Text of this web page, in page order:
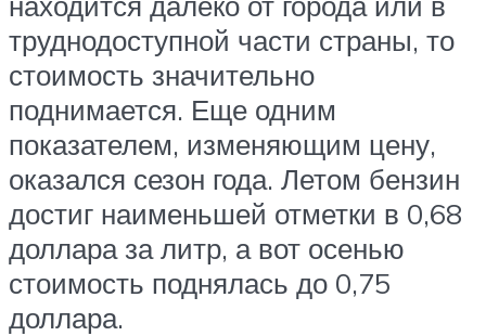
труднодоступной части страны, то
стоимость значительно
поднимается. Еще одним
показателем, изменяющим цену,
оказался сезон года. Летом бензин
достиг наименьшей отметки в 0,68
доллара за литр, а вот осенью
стоимость поднялась до 0,75
доллара.